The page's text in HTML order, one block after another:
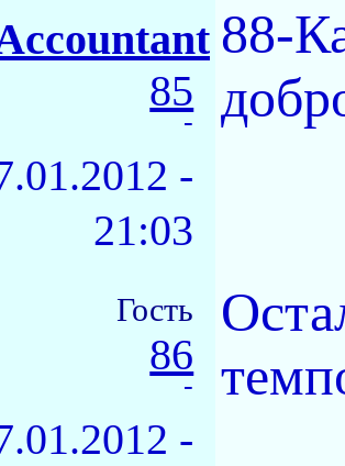
85
-
-
21:03
88-
Гость
86
-
-